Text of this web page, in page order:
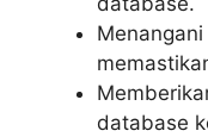
database